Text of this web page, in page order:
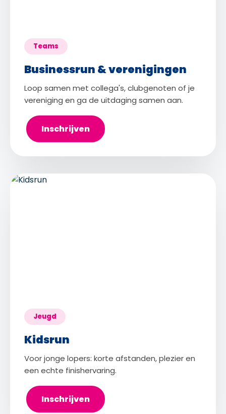
Teams
Businessrun & verenigingen
Loop samen met collega's, clubgenoten of je
vereniging en ga de uitdaging samen aan.
Inschrijven
Jeugd
Kidsrun
Voor jonge lopers: korte afstanden, plezier en
een echte finishervaring.
Inschrijven